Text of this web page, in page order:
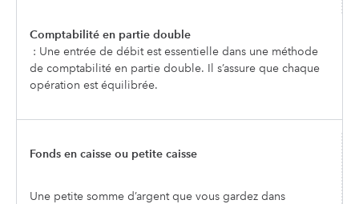
Comptabilité en partie double
: Une entrée de débit est essentielle dans une méthode
de comptabilité en partie double. Il s’assure que chaque
opération est équilibrée.
Fonds en caisse ou petite caisse
Une petite somme d’argent que vous gardez dans